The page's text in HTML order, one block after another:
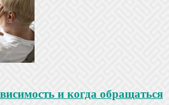
и когда обращаться